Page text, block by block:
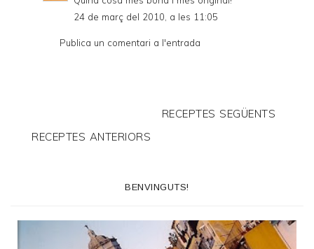
24 de març del 2010, a les 11:05
Publica un comentari a l'entrada
RECEPTES SEGÜENTS
RECEPTES ANTERIORS
BENVINGUTS!